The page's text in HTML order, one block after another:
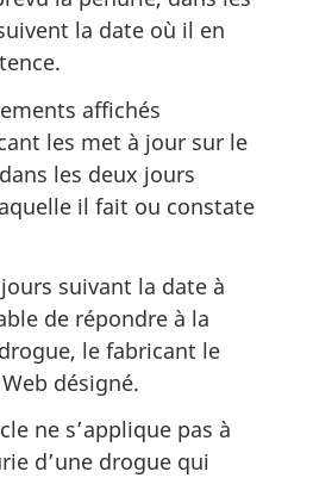
la date où il en
affichés
les met à jour sur le
les deux jours
il fait ou constate
suivant la date à
de répondre à la
le fabricant le
désigné.
ne s’applique pas à
d’une drogue qui